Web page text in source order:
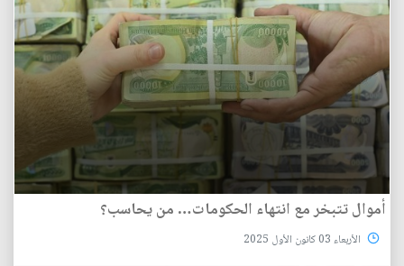
أموال تتبخر مع انتهاء الحكومات… من يحاسب؟
الأربعاء 03 كانون الأول 2025